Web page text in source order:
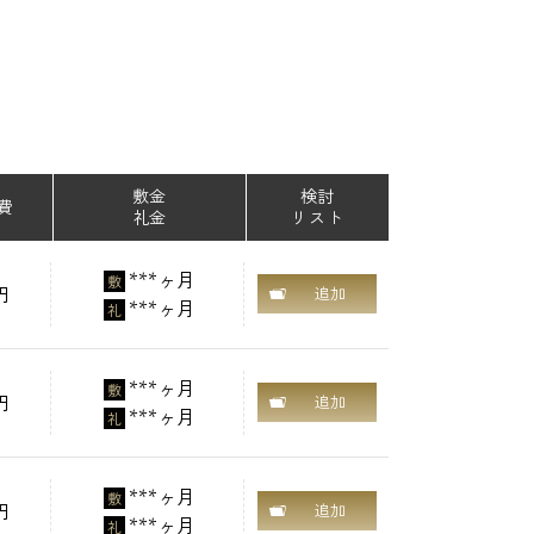
敷金
礼金
検討
リスト
敷 ***ヶ月
礼 ***ヶ月
追加
敷 ***ヶ月
礼 ***ヶ月
追加
敷 ***ヶ月
礼 ***ヶ月
追加